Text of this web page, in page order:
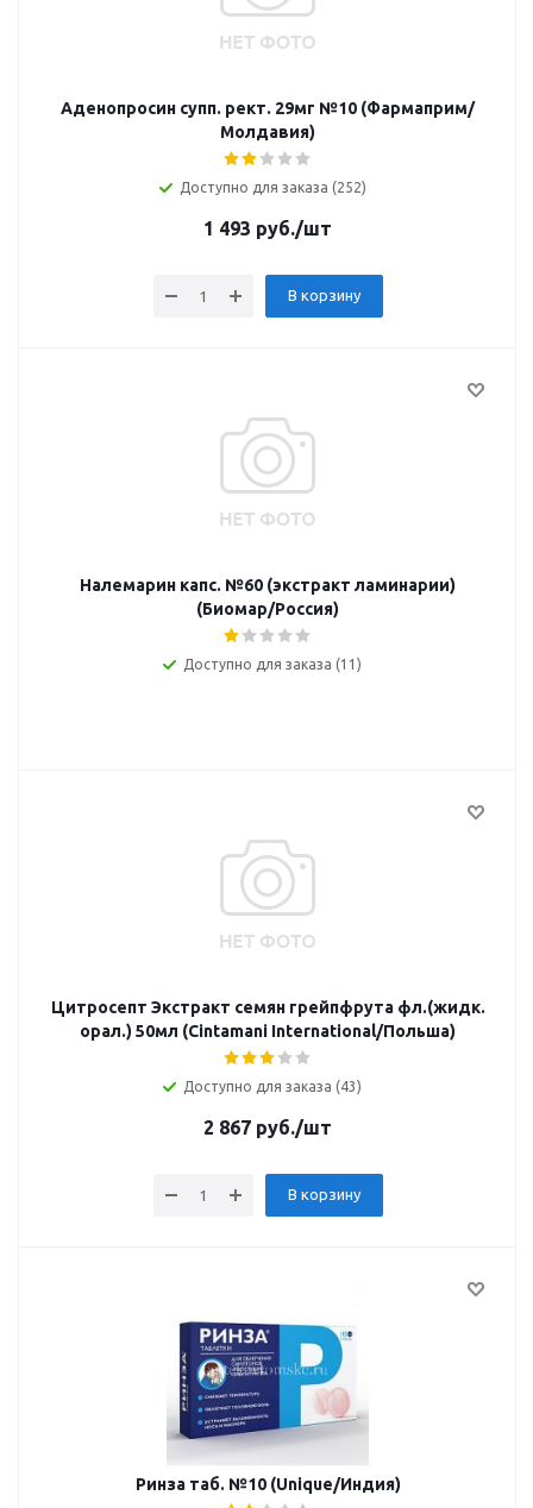
Аденопросин супп. рект. 29мг №10 (Фармаприм/
Молдавия)
Доступно для заказа (252)
1 493 руб./шт
В корзину
Налемарин капс. №60 (экстракт ламинарии)
(Биомар/Россия)
Доступно для заказа (11)
Цитросепт Экстракт семян грейпфрута фл.(жидк.
орал.) 50мл (Cintamani International/Польша)
Доступно для заказа (43)
2 867 руб./шт
В корзину
Ринза таб. №10 (Unique/Индия)